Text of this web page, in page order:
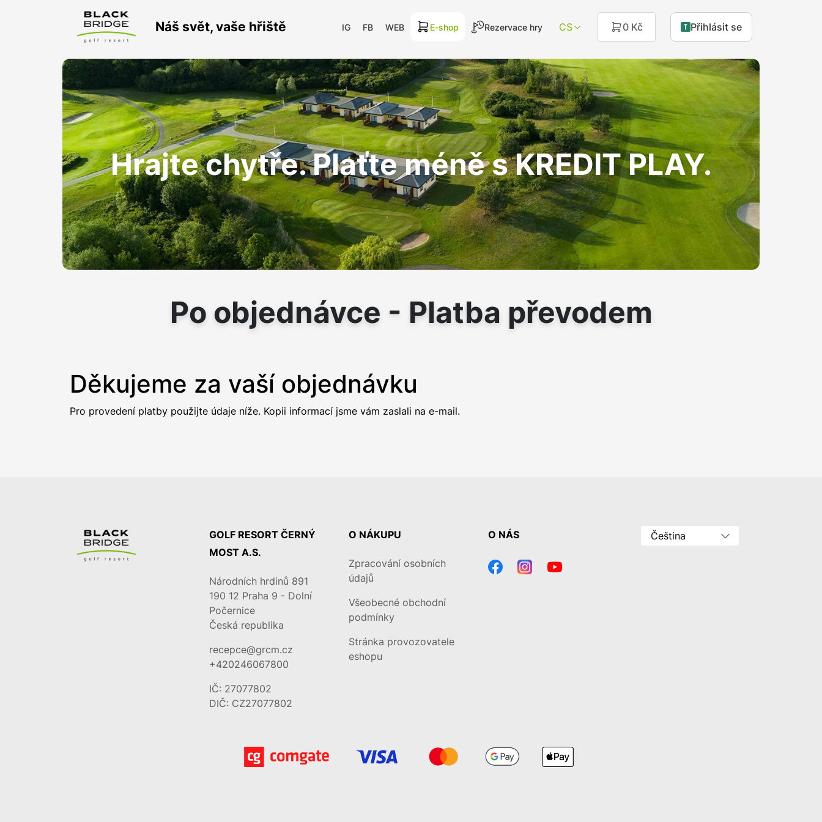
Náš svět, vaše hřiště IG FB WEB E-shop Rezervace hry CS 0 Kč Přihlásit se
Hrajte chytře. Plaťte méně s KREDIT PLAY.
Po objednávce - Platba převodem
Děkujeme za vaší objednávku
Pro provedení platby použijte údaje níže. Kopii informací jsme vám zaslali na e-mail.
GOLF RESORT ČERNÝ
MOST A.S.
Národních hrdinů 891
190 12 Praha 9 - Dolní
Počernice
Česká republika
recepce@grcm.cz
+420246067800
IČ: 27077802
DIČ: CZ27077802
O NÁKUPU
Zpracování osobních
údajů
Všeobecné obchodní
podmínky
Stránka provozovatele
eshopu
O NÁS